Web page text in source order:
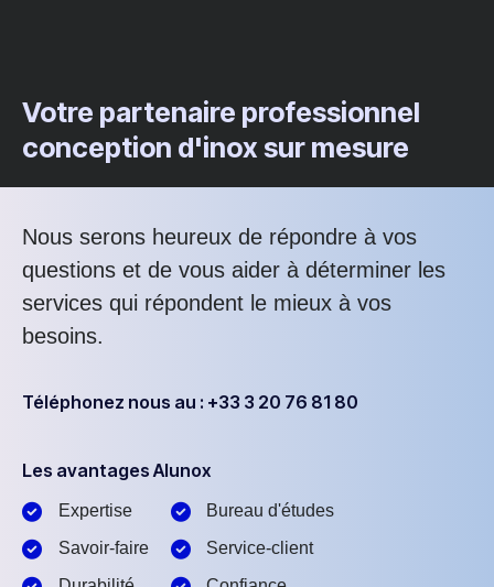
Votre partenaire professionnel
conception d'inox sur mesure
Nous serons heureux de répondre à vos
questions et de vous aider à déterminer les
services qui répondent le mieux à vos
besoins.
Téléphonez nous au : +33 3 20 76 81 80
Les avantages Alunox
Expertise
Savoir-faire
Bureau d'études
Service-client